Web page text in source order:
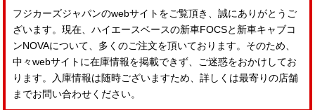
フジカーズジャパンのwebサイトをご覧頂き、誠にありがとうご
ざいます。現在、ハイエースベースの新車FOCSと新車キャブコ
ンNOVAについて、多くのご注文を頂いております。そのため、
中々webサイトに在庫情報を掲載できず、ご迷惑をおかけしてお
ります。入庫情報は随時ございますため、詳しくは最寄りの店舗
までお問い合わせください。